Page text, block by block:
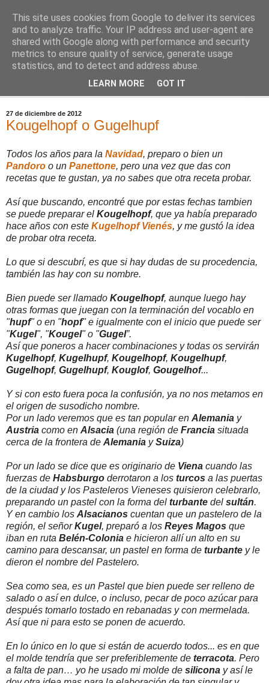
Comoju
La Cocina del Día a Día y el día a día de la Gastronomía
27 de diciembre de 2012
Kougelhopf o Gugelhupf
Todos los años para la Navidad, preparo o bien un
Pandoro o un Panettone, pero una vez que das con
recetas que te gustan, ya no sabes que otra receta probar.
Así que buscando, encontré que por estas fechas tambien
se puede preparar el Kougelhopf, que ya había preparado
hace años con este Kugelhopf Vienés, y me gustó la idea
de probar otra receta.
Lo que si descubrí, es que si hay dudas de su procedencia,
también las hay con su nombre.
Bien puede ser llamado Kougelhopf, aunque luego hay
otras formas que juegan con la terminación del vocablo en
"hupf" o en "hopf" e igualmente con el inicio que puede ser
"Kugel", "Kougel" o "Gugel”.
Así que poneros a hacer combinaciones y todas os servirán
Kugelhopf, Kugelhupf, Kougelhopf, Kougelhupf,
Gugelhopf, Gugelhupf, Kouglof, Gougelhof...
Y si con esto fuera poca la confusión, ya no nos metamos en
el origen de susodicho nombre.
Por un lado veremos que es tan popular en Alemania y
Austria como en Alsacia (una región de Francia situada
cerca de la frontera de Alemania ySuiza)
Por un lado se dice que es originario de Viena cuando las
fuerzas de Habsburgo derrotaron a los turcos a las puertas
de la ciudad y los Pasteleros Vieneses quisieron celebrarlo,
preparando un pastel con la forma del turbante del sultán.
Y en cambio los Alsacianos cuentan que un pastelero de la
región, el señorKugel, preparó a los Reyes Magos que
iban en ruta Belén-Colonia e hicieron allí un alto en su
camino para descansar, un pastel en forma de turbante y le
dieron el nombre del Pastelero.
Sea como sea, es un Pastel que bien puede ser relleno de
salado o así en dulce, o incluso, pecar de poco azúcar para
después tomarlo tostado en rebanadas y con mermelada.
Así que ni para esto se ponen de acuerdo.
En lo único en lo que si están de acuerdo todos... es en que
el molde tendría que ser preferiblemente de terracota. Pero
a falta de pan… yo he usado mi molde de silicona y así le
This site uses cookies from Google to deliver its services
and to analyze traffic. Your IP address and user-agent are
shared with Google along with performance and security
metrics to ensure quality of service, generate usage
statistics, and to detect and address abuse.
LEARN MORE GOT IT